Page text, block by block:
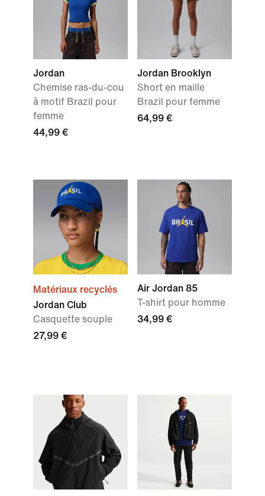
Jordan
Chemise ras-du-cou
à motif Brazil pour
femme
44,99 €
Jordan Brooklyn
Short en maille
Brazil pour femme
64,99 €
Matériaux recyclés
Jordan Club
Casquette souple
27,99 €
Air Jordan 85
T-shirt pour homme
34,99 €